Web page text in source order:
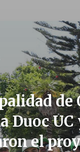
de
Duoc UC
el